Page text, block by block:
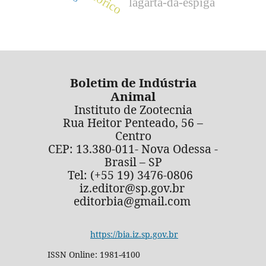
Boletim de Indústria
Animal
Instituto de Zootecnia
Rua Heitor Penteado, 56 –
Centro
CEP: 13.380-011- Nova Odessa -
Brasil – SP
Tel: (+55 19) 3476-0806
iz.editor@sp.gov.br
editorbia@gmail.com
https://bia.iz.sp.gov.br
ISSN Online: 1981-4100